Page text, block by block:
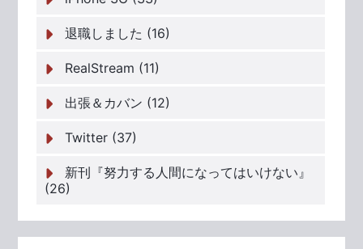
退職しました (16)
RealStream (11)
出張＆カバン (12)
Twitter (37)
新刊『努力する人間になってはいけない』
(26)